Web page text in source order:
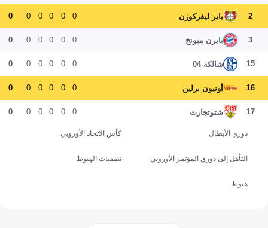
2 باير ليفركوزن 0
0
0
0
0
0
3 بايرن ميونخ 0
0
0
0
0
0
15 شالكه 04 0
0
0
0
0
0
16 أونيون برلين 0
0
0
0
0
0
17 شتوتجارت 0
0
0
0
0
0
دوري الأبطال كأس الاتحاد الأوروبي
التأهل إلى دوري المؤتمر الأوروبي تصفيات الهبوط
هبوط